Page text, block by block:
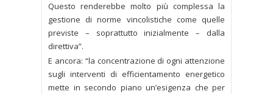
Questo renderebbe molto più complessa la
gestione di norme vincolistiche come quelle
previste – soprattutto inizialmente – dalla
direttiva”.
E ancora: “la concentrazione di ogni attenzione
sugli interventi di efficientamento energetico
mette in secondo piano un’esigenza che per